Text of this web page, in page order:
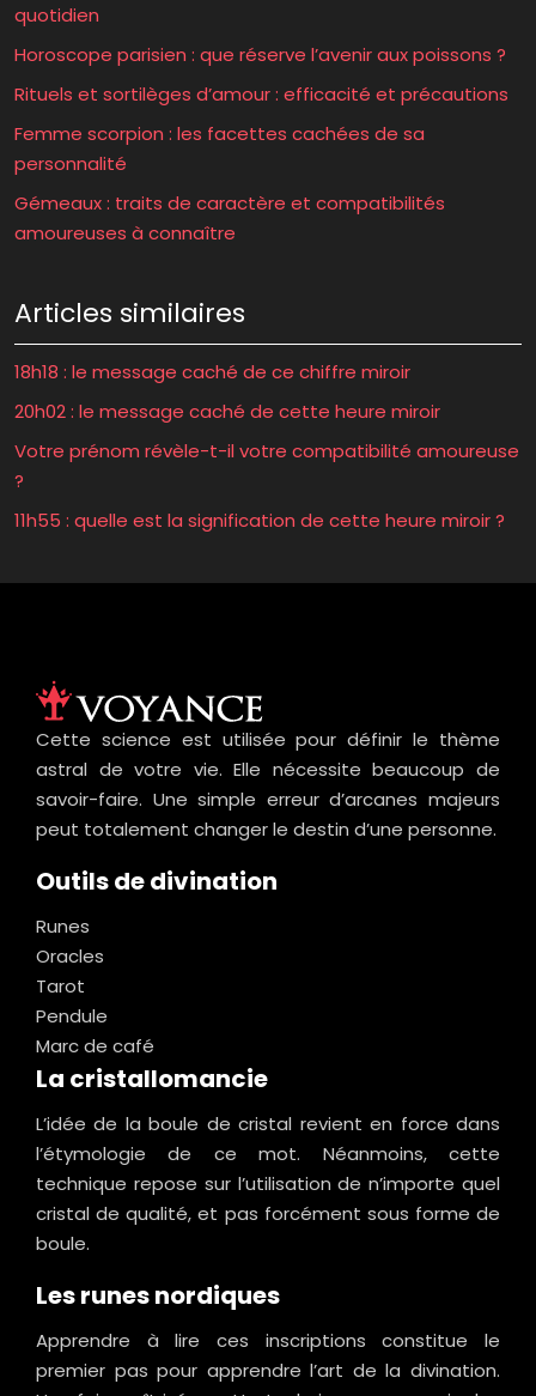
quotidien
Horoscope parisien : que réserve l’avenir aux poissons ?
Rituels et sortilèges d’amour : efficacité et précautions
Femme scorpion : les facettes cachées de sa
personnalité
Gémeaux : traits de caractère et compatibilités
amoureuses à connaître
Articles similaires
18h18 : le message caché de ce chiffre miroir
20h02 : le message caché de cette heure miroir
Votre prénom révèle-t-il votre compatibilité amoureuse
?
11h55 : quelle est la signification de cette heure miroir ?
Cette science est utilisée pour définir le thème
astral de votre vie. Elle nécessite beaucoup de
savoir-faire. Une simple erreur d’arcanes majeurs
peut totalement changer le destin d’une personne.
Outils de divination
Runes
Oracles
Tarot
Pendule
Marc de café
La cristallomancie
L’idée de la boule de cristal revient en force dans
l’étymologie de ce mot. Néanmoins, cette
technique repose sur l’utilisation de n’importe quel
cristal de qualité, et pas forcément sous forme de
boule.
Les runes nordiques
Apprendre à lire ces inscriptions constitue le
premier pas pour apprendre l’art de la divination.